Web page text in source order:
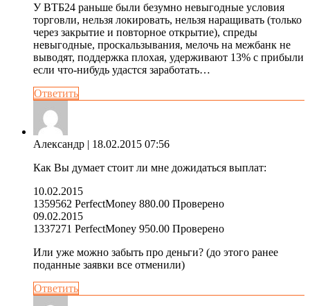
У ВТБ24 раньше были безумно невыгодные условия
торговли, нельзя локировать, нельзя наращивать (только
через закрытие и повторное открытие), спреды
невыгодные, проскальзывания, мелочь на межбанк не
выводят, поддержка плохая, удерживают 13% с прибыли
если что-нибудь удастся заработать…
Ответить
Александр | 18.02.2015 07:56
Как Вы думает стоит ли мне дожидаться выплат:
10.02.2015
1359562 PerfectMoney 880.00 Проверено
09.02.2015
1337271 PerfectMoney 950.00 Проверено
Или уже можно забыть про деньги? (до этого ранее
поданные заявки все отменили)
Ответить